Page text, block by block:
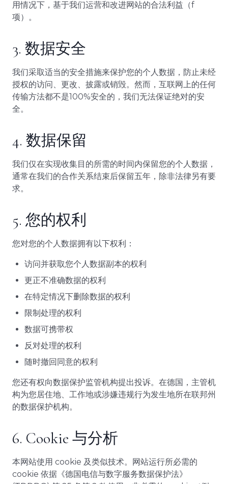
用情况下，基于我们运营和改进网站的合法利益（f
项）。
3. 数据安全
我们采取适当的安全措施来保护您的个人数据，防止未经
授权的访问、更改、披露或销毁。然而，互联网上的任何
传输方法都不是100%安全的，我们无法保证绝对的安
全。
4. 数据保留
我们仅在实现收集目的所需的时间内保留您的个人数据，
通常在我们的合作关系结束后保留五年，除非法律另有要
求。
5. 您的权利
您对您的个人数据拥有以下权利：
访问并获取您个人数据副本的权利
更正不准确数据的权利
在特定情况下删除数据的权利
限制处理的权利
数据可携带权
反对处理的权利
随时撤回同意的权利
您还有权向数据保护监管机构提出投诉。在德国，主管机
构为您居住地、工作地或涉嫌违规行为发生地所在联邦州
的数据保护机构。
6. Cookie 与分析
本网站使用 cookie 及类似技术。网站运行所必需的
cookie 依据《德国电信与数字服务数据保护法》